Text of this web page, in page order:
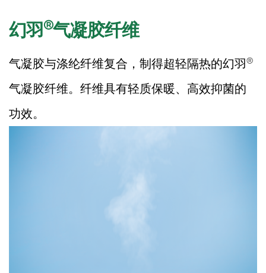
幻羽®气凝胶纤维
气凝胶与涤纶纤维复合，制得超轻隔热的幻羽®
气凝胶纤维。纤维具有轻质保暖、高效抑菌的
功效。